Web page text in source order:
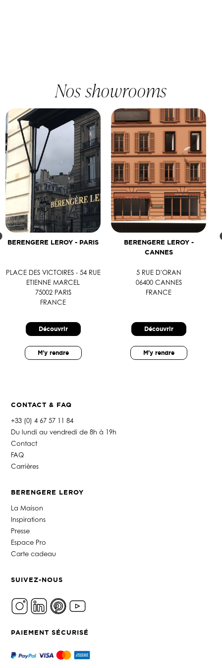
Nos showrooms
BERENGERE LEROY - PARIS
PLACE DES VICTOIRES - 54 RUE
ETIENNE MARCEL
75002 PARIS
FRANCE
Découvrir
M'y rendre
BERENGERE LEROY -
CANNES
5 RUE D'ORAN
06400 CANNES
FRANCE
Découvrir
M'y rendre
CONTACT & FAQ
+33 (0) 4 67 57 11 84
Du lundi au vendredi de 8h à 19h
Contact
FAQ
Carrières
BERENGERE LEROY
La Maison
Inspirations
Presse
Espace Pro
Carte cadeau
SUIVEZ-NOUS
PAIEMENT SÉCURISÉ